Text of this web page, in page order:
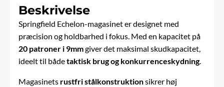
Beskrivelse
Springfield Echelon-magasinet er designet med
præcision og holdbarhed i fokus. Med en kapacitet på
20 patroner i 9mmgiver det maksimal skudkapacitet,
ideelt til bådetaktisk brug og konkurrenceskydning.
Magasinets rustfri stålkonstruktionsikrer høj